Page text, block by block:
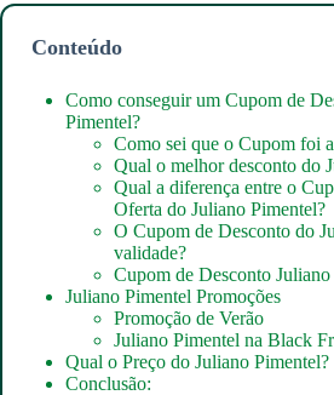
Conteúdo
Como conseguir um Cupom de
Pimentel?
Como sei que o Cupom foi
Qual o melhor desconto do
Qual a diferença entre o
Oferta do Juliano Pimentel?
O Cupom de Desconto do
validade?
Cupom de Desconto
Juliano Pimentel Promoções
Promoção de Verão
Juliano Pimentel na Black
Qual o Preço do Juliano Pimentel?
Conclusão: